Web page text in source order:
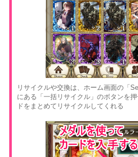
リサイクルや交換は、ホーム画面の「
にある「一括リサイクル」のボタンを
ドをまとめてリサイクルしてくれる